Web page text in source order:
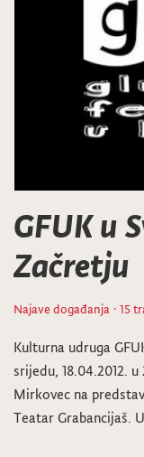
GFUK u
Začretju
Najave događanja · 15
Kulturna udruga
srijedu, 18.04.2012.
Mirkovec na
Teatar Grabancijaš.